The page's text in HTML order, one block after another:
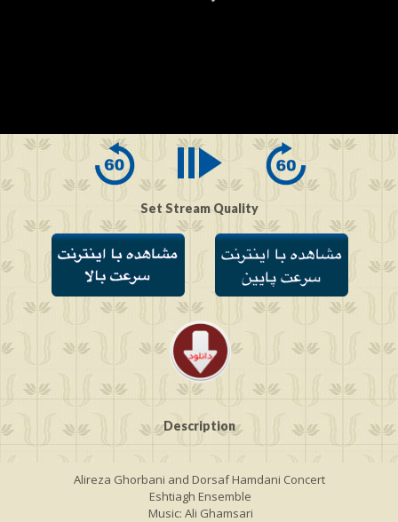
seconds
0
Set Stream Quality
Description
Alireza Ghorbani and Dorsaf Hamdani Concert
Eshtiagh Ensemble
Music: Ali Ghamsari